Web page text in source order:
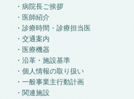
病院長ご挨拶
医師紹介
診療時間・診療担当医
交通案内
医療機器
沿革・施設基準
個人情報の取り扱い
一般事業主行動計画
関連施設